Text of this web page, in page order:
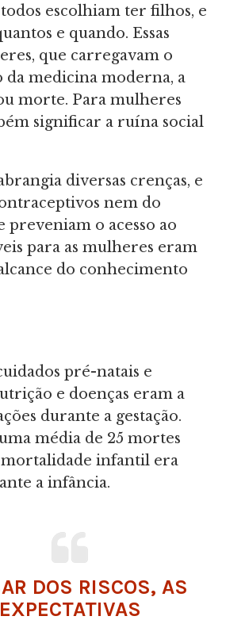
escolhiam ter filhos, e
e quando. Essas
que carregavam o
da medicina moderna, a
morte. Para mulheres
significar a ruína social
diversas crenças, e
nem do
o acesso ao
para as mulheres eram
do conhecimento
pré-natais e
e doenças eram a
durante a gestação.
média de 25 mortes
mortalidade infantil era
a infância.
DOS RISCOS, AS
EXPECTATIVAS